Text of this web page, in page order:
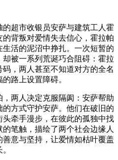
超市收银员安萨与建筑工人霍
背叛对爱情失去信心，霍拉帕
活的泥沼中挣扎。一次短暂的
被一系列荒诞巧合阻碍：霍拉
，两人甚至不知道对方的全名
路上设置障碍。
两人决定克服隔阂：安萨帮助
方式守护安萨。他们在破旧的
牵手漫步，在彼此的孤独中找
笔触，描绘了两个社会边缘人
意与坚持，让爱情如枯叶覆盖